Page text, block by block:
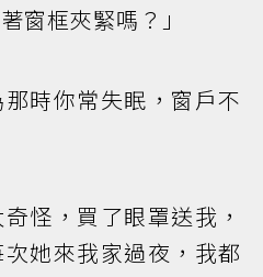
窗框夾緊嗎？」
時你常失眠，窗戶不
怪，買了眼罩送我，
她來我家過夜，我都